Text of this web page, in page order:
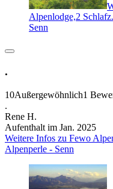
Alpenlodge,2
Senn
.
10Außergewöhnlich1
.
Rene H.
Aufenthalt im Jan. 2025
Weitere Infos zu Fewo
Alpenperle - Senn